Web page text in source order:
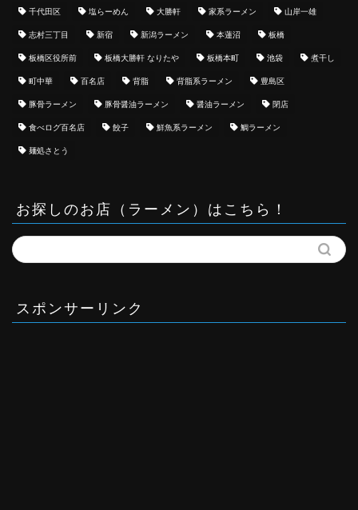
千代田区 塩らーめん 大勝軒 家系ラーメン 山岸一雄
志村三丁目 新宿 新潟ラーメン 本蓮沼 板橋
板橋区役所前 板橋大勝軒 なりたや 板橋本町 池袋 煮干し
町中華 百名店 背脂 背脂系ラーメン 豊島区
豚骨ラーメン 豚骨醤油ラーメン 醤油ラーメン 閉店
食べログ百名店 餃子 鮮魚系ラーメン 鯛ラーメン
麺処さとう
お探しのお店（ラーメン）はこちら！
スポンサーリンク